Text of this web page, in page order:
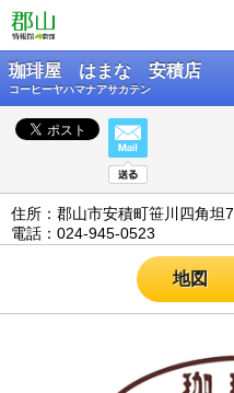
珈琲屋 はまな 安積店
コーヒーヤハマナアサカテン
住所：郡山市安積町笹川四角坦7
電話：024-945-0523
地図